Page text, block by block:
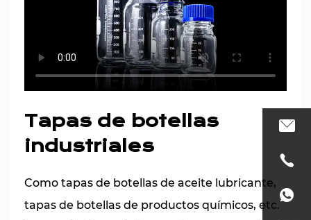
Tapas de botellas
industriales
Como tapas de botellas de aceite lubricante,
tapas de botellas de productos químicos, etc.